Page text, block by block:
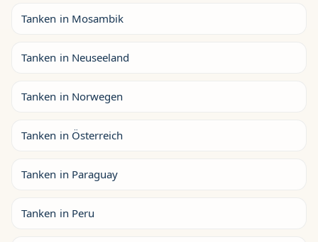
Tanken in Mosambik
Tanken in Neuseeland
Tanken in Norwegen
Tanken in Österreich
Tanken in Paraguay
Tanken in Peru